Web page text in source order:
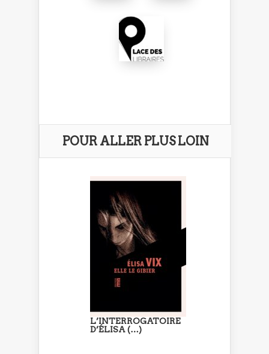
POUR ALLER PLUS LOIN
L’INTERROGATOIRE
D’ÉLISA (…)